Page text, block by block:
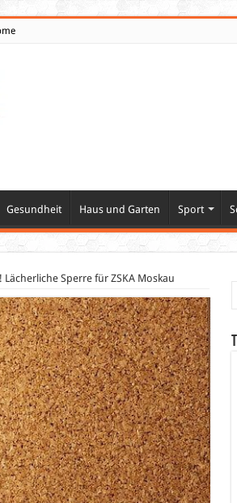
Gesundheit Haus und Garten Sport
Sperre für ZSKA Moskau